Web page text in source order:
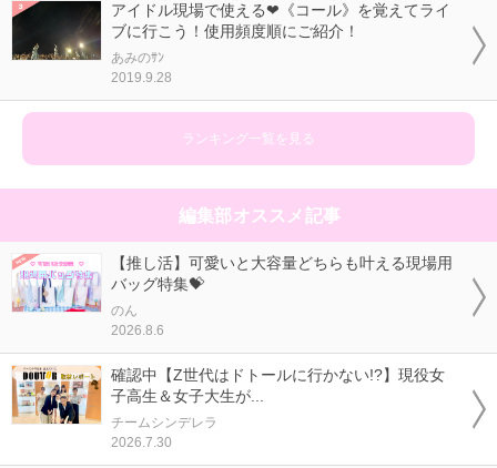
アイドル現場で使える❤《コール》を覚えてライ
ブに行こう！使用頻度順にご紹介！
あみのｻﾝ
2019.9.28
ランキング一覧を見る
編集部オススメ記事
【推し活】可愛いと大容量どちらも叶える現場用
バッグ特集💝
のん
2026.8.6
確認中【Z世代はドトールに行かない!?】現役女
子高生＆女子大生が...
チームシンデレラ
2026.7.30